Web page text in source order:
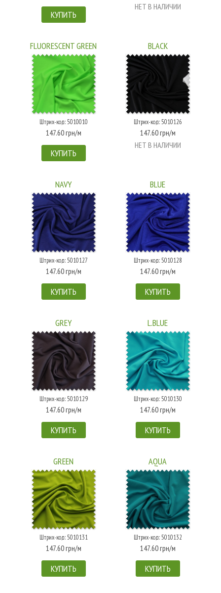
КУПИТЬ
НЕТ В НАЛИЧИИ
FLUORESCENT GREEN
Штрих-код: 5010010
147.60 грн/м
КУПИТЬ
BLACK
Штрих-код: 5010126
147.60 грн/м
НЕТ В НАЛИЧИИ
NAVY
Штрих-код: 5010127
147.60 грн/м
КУПИТЬ
BLUE
Штрих-код: 5010128
147.60 грн/м
КУПИТЬ
GREY
Штрих-код: 5010129
147.60 грн/м
КУПИТЬ
L.BLUE
Штрих-код: 5010130
147.60 грн/м
КУПИТЬ
GREEN
Штрих-код: 5010131
147.60 грн/м
КУПИТЬ
AQUA
Штрих-код: 5010132
147.60 грн/м
КУПИТЬ